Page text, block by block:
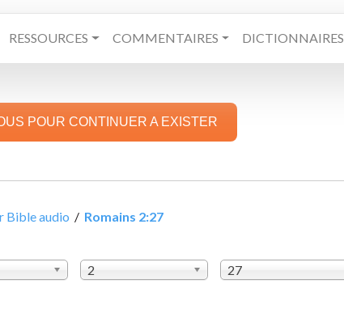
RESSOURCES COMMENTAIRES DICTIONNAIRES
POUR CONTINUER A EXISTER
Bible audio / Romains 2:27
2 27